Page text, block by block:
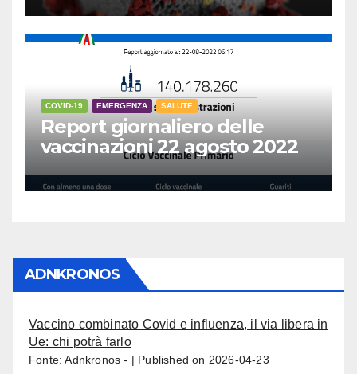
COVID-19 EMERGENZA SALUTE
Report giornaliero delle
vaccinazioni 22 agosto 2022
ADNKRONOS
Vaccino combinato Covid e influenza, il via libera in
Ue: chi potrà farlo
Fonte: Adnkronos - Published on 2026-04-23